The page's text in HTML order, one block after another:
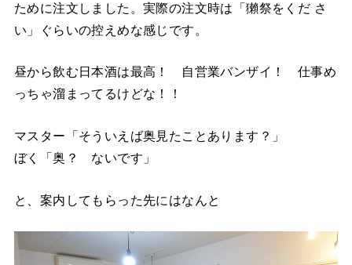
ために注文しました。実際の注文時は「獺祭をくだ さ
い」ぐらいの控えめな感じです。
昼から飲む日本酒は最高！ 自営業バンザイ！ 仕事め
っちゃ溜まってるけどな！！
マスター「そういえば奥見たことあります？」
ぼく「奥？ ないです」
と、案内してもらった先にはなんと